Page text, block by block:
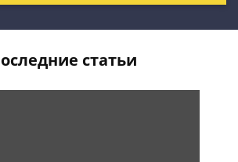
статьи